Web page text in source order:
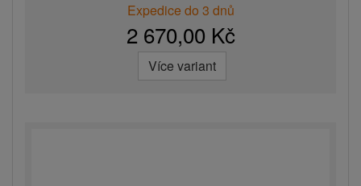
Expedice do 3 dnů
2 670,00 Kč
Více variant